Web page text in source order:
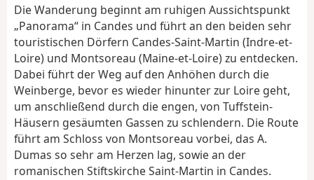
t
i
o
Die Wanderung beginnt am ruhigen Aussichtspunkt
„Panorama“ in Candes und führt an den beiden sehr
touristischen Dörfern Candes-Saint-Martin (Indre-et-
Loire) und Montsoreau (Maine-et-Loire) zu entdecken.
Dabei führt der Weg auf den Anhöhen durch die
Weinberge, bevor es wieder hinunter zur Loire geht,
um anschließend durch die engen, von Tuffstein-
Häusern gesäumten Gassen zu schlendern. Die Route
führt am Schloss von Montsoreau vorbei, das A.
Dumas so sehr am Herzen lag, sowie an der
romanischen Stiftskirche Saint-Martin in Candes.